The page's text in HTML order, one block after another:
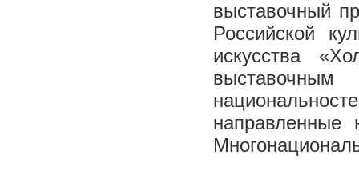
выставочный
Российской
искусства
направленные